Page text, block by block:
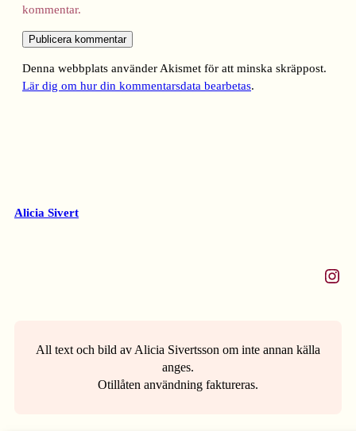
kommentar.
Denna webbplats använder Akismet för att minska skräppost.
Lär dig om hur din kommentarsdata bearbetas.
Alicia Sivert
Instagram
All text och bild av Alicia Sivertsson om inte annan källa
anges.
Otillåten användning faktureras.